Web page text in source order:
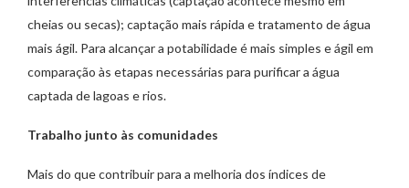
cheias ou secas); captação mais rápida e tratamento de água
mais ágil. Para alcançar a potabilidade é mais simples e ágil em
comparação às etapas necessárias para purificar a água
captada de lagoas e rios.
Trabalho junto às comunidades
Mais do que contribuir para a melhoria dos índices de